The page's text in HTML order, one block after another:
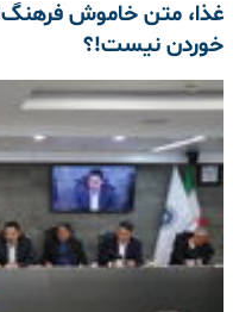
غذا، متن خاموش فرهنگ؛
خوردن نیست!؟